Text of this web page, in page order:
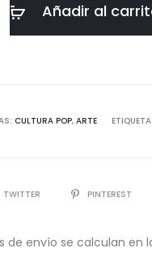
Añadir al
CULTURA POP, ARTE
TWITTER PINTEREST
de envío se calculan en